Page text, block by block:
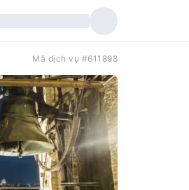
Mã dịch vụ #611898